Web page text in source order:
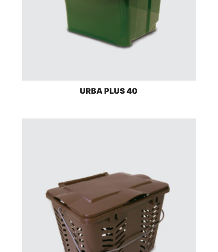
URBA PLUS 40